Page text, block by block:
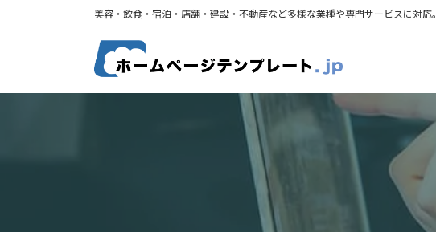
美容・飲食・宿泊・店舗・建設・不動産など多様な業種や専門サービスに対応。